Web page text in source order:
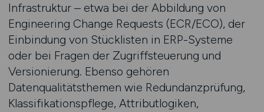
Infrastruktur – etwa bei der Abbildung von
Engineering Change Requests (ECR/ECO), der
Einbindung von Stücklisten in ERP-Systeme
oder bei Fragen der Zugriffsteuerung und
Versionierung. Ebenso gehören
Datenqualitätsthemen wie Redundanzprüfung,
Klassifikationspflege, Attributlogiken,